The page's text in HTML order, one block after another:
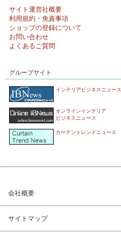
サイト運営社概要
利用規約・免責事項
ショップの登録について
お問い合わせ
よくあるご質問
グループサイト
インテリアビジネスニュース
オンラインインテリア
ビジネスニュース
カーテントレンドニュース
会社概要
サイトマップ